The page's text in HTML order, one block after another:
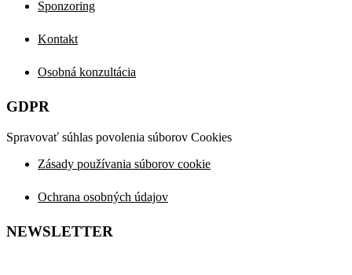
Sponzoring
Kontakt
Osobná konzultácia
GDPR
Spravovať súhlas povolenia súborov Cookies
Zásady používania súborov cookie
Ochrana osobných údajov
NEWSLETTER